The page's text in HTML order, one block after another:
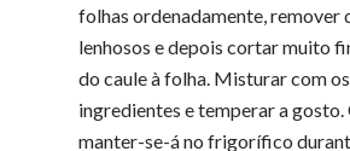
folhas ordenadamente, remover
lenhosos e depois cortar muito
do caule à folha. Misturar com
ingredientes e temperar a
manter-se-á no frigorífico